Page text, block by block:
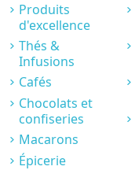
Produits
d'excellence
Thés &
Infusions
Cafés
Chocolats et
confiseries
Macarons
Épicerie